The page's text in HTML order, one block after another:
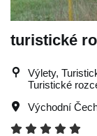
turistické
Výlety,
Turistické
Východní